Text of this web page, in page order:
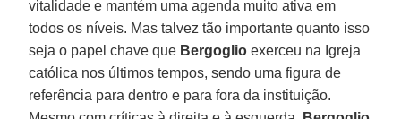
vitalidade e mantém uma agenda muito ativa em
todos os níveis. Mas talvez tão importante quanto isso
seja o papel chave que Bergoglioexerceu na Igreja
católica nos últimos tempos, sendo uma figura de
referência para dentro e para fora da instituição.